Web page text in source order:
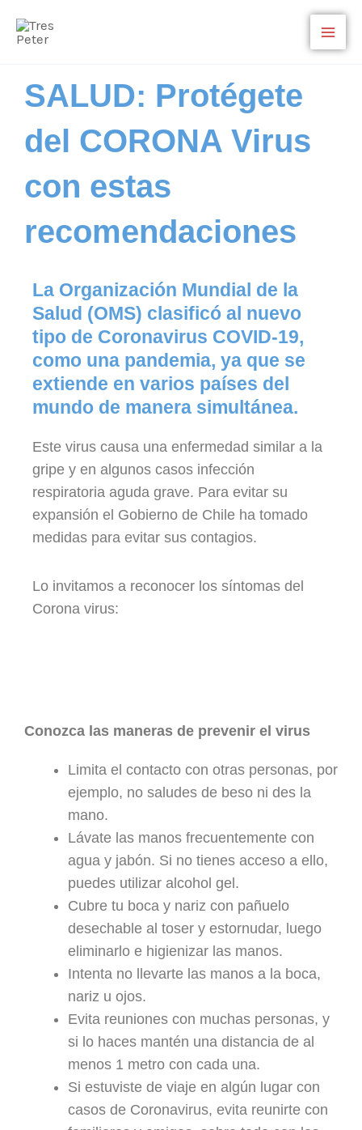
SALUD: Protégete
del CORONA Virus
con estas
recomendaciones
La Organización Mundial de la
Salud (OMS) clasificó al nuevo
tipo de Coronavirus COVID-19,
como una pandemia, ya que se
extiende en varios países del
mundo de manera simultánea.
Este virus causa una enfermedad similar a la
gripe y en algunos casos infección
respiratoria aguda grave. Para evitar su
expansión el Gobierno de Chile ha tomado
medidas para evitar sus contagios.
Lo invitamos a reconocer los síntomas del
Corona virus:
Conozca las maneras de prevenir el virus
Limita el contacto con otras personas, por
ejemplo, no saludes de beso ni des la
mano.
Lávate las manos frecuentemente con
agua y jabón. Si no tienes acceso a ello,
puedes utilizar alcohol gel.
Cubre tu boca y nariz con pañuelo
desechable al toser y estornudar, luego
eliminarlo e higienizar las manos.
Intenta no llevarte las manos a la boca,
nariz u ojos.
Evita reuniones con muchas personas, y
si lo haces mantén una distancia de al
menos 1 metro con cada una.
Si estuviste de viaje en algún lugar con
casos de Coronavirus, evita reunirte con